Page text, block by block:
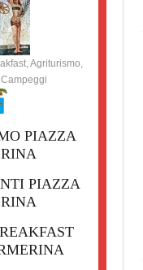
Agriturismo,
PIAZZA
PIAZZA